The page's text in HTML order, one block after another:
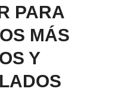
PARA
MÁS
Y